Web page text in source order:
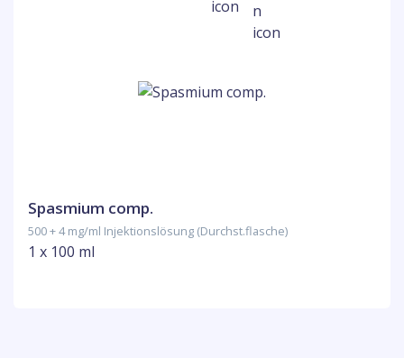
Spasmium comp.
500 + 4 mg/ml Injektionslösung (Durchst.flasche)
1 x 100 ml